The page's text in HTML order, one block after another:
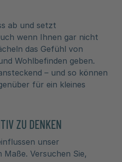
ab und setzt
wenn Ihnen gar nicht
das Gefühl von
Wohlbefinden geben.
– und so können
für ein kleines
ZU DENKEN
unser
Versuchen Sie,